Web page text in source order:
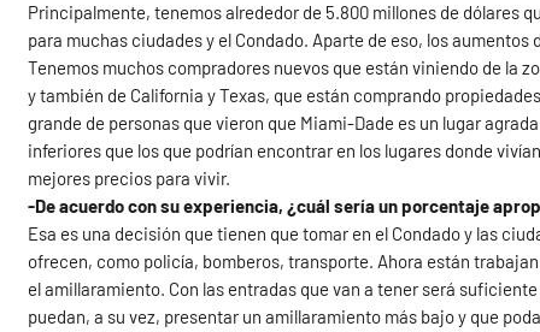
Principalmente, tenemos alrededor de 5.800 millones de dólares
para muchas ciudades y el Condado. Aparte de eso, los
Tenemos muchos compradores nuevos que están viniendo de la
y también de California y Texas, que están comprando
grande de personas que vieron que Miami-Dade es un lugar
inferiores que los que podrían encontrar en los lugares donde
mejores precios para vivir.
-De acuerdo con su experiencia, ¿cuál sería un porcentaje
Esa es una decisión que tienen que tomar en el Condado y las
ofrecen, como policía, bomberos, transporte. Ahora están
el amillaramiento. Con las entradas que van a tener será
puedan, a su vez, presentar un amillaramiento más bajo y que